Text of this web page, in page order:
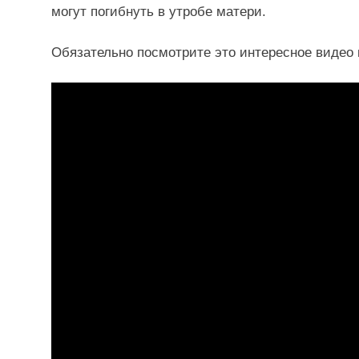
могут погибнуть в утробе матери.
Обязательно посмотрите это интересное